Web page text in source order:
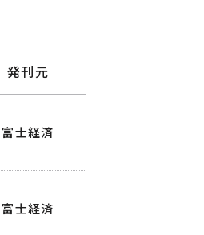
発刊元
富士経済
富士経済